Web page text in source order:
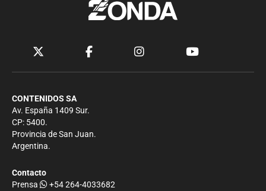
CONTENIDOS SA
Av. España 1409 Sur.
CP: 5400.
Provincia de San Juan.
Argentina.
Contacto
Prensa
+54 264-4033682